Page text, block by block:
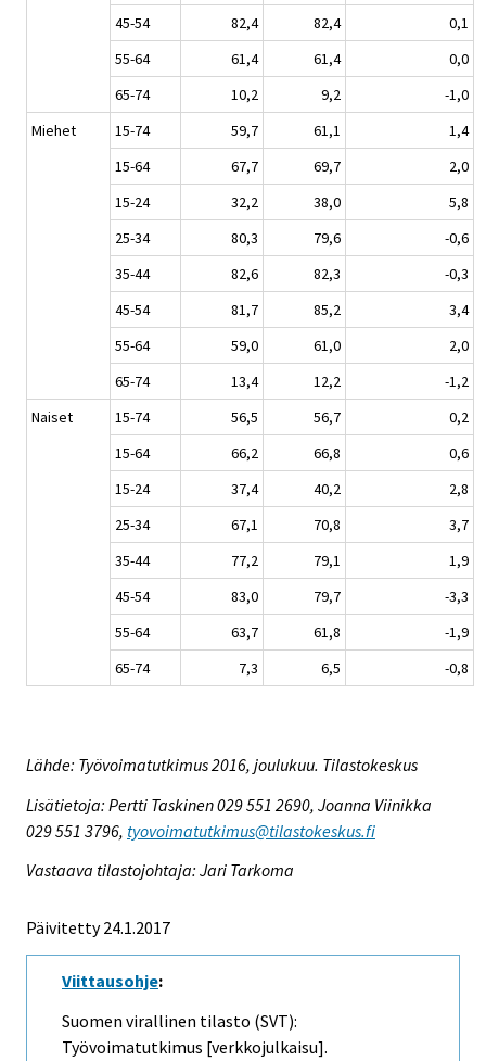
45-54
82,4 82,4
0,1
55-64
61,4 61,4
0,0
65-74
10,2 9,2
-1,0
Miehet
15-74 59,7 61,1
1,4
15-64
67,7 69,7
2,0
15-24
32,2 38,0
5,8
25-34
80,3 79,6
-0,6
35-44
82,6 82,3
-0,3
45-54
81,7 85,2
3,4
55-64
59,0 61,0
2,0
65-74
13,4 12,2
-1,2
Naiset
15-74 56,5 56,7
0,2
15-64
66,2 66,8
0,6
15-24
37,4 40,2
2,8
25-34
67,1 70,8
3,7
35-44
77,2 79,1
1,9
45-54
83,0 79,7
-3,3
55-64
63,7 61,8
-1,9
65-74
7,3 6,5 -0,8
Lähde: Työvoimatutkimus 2016, joulukuu. Tilastokeskus
Lisätietoja: Pertti Taskinen 029 551 2690, Joanna Viinikka
029 551 3796, tyovoimatutkimus@tilastokeskus.fi
Vastaava tilastojohtaja: Jari Tarkoma
Päivitetty 24.1.2017
Viittausohje:
Suomen virallinen tilasto (SVT):
Työvoimatutkimus [verkkojulkaisu].